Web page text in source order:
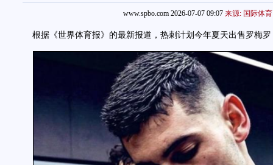
www.spbo.com 2026-07-07 09:07 来源: 国际体育
根据《世界体育报》的最新报道，热刺计划今年夏天出售罗梅罗